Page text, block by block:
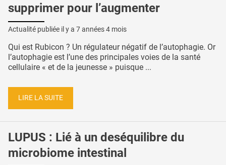
supprimer pour l’augmenter
Actualité publiée il y a 7 années 4 mois
Qui est Rubicon ? Un régulateur négatif de l’autophagie. Or
l’autophagie est l’une des principales voies de la santé
cellulaire « et de la jeunesse » puisque ...
LIRE LA SUITE
LUPUS : Lié à un deséquilibre du
microbiome intestinal